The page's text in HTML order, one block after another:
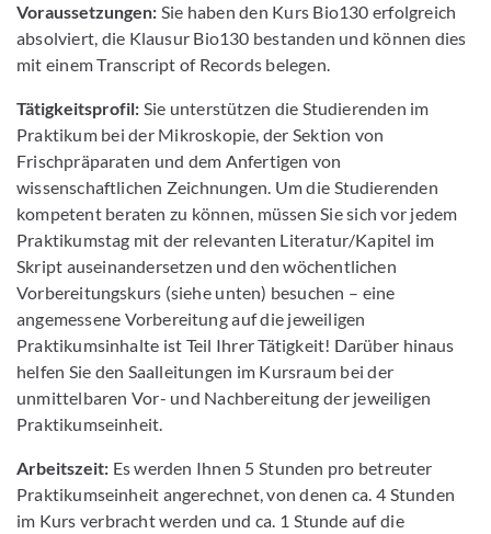
Voraussetzungen: Sie haben den Kurs Bio130 erfolgreich
absolviert, die Klausur Bio130 bestanden und können dies
mit einem Transcript of Records belegen.
Tätigkeitsprofil: Sie unterstützen die Studierenden im
Praktikum bei der Mikroskopie, der Sektion von
Frischpräparaten und dem Anfertigen von
wissenschaftlichen Zeichnungen. Um die Studierenden
kompetent beraten zu können, müssen Sie sich vor jedem
Praktikumstag mit der relevanten Literatur/Kapitel im
Skript auseinandersetzen und den wöchentlichen
Vorbereitungskurs (siehe unten) besuchen – eine
angemessene Vorbereitung auf die jeweiligen
Praktikumsinhalte ist Teil Ihrer Tätigkeit! Darüber hinaus
helfen Sie den Saalleitungen im Kursraum bei der
unmittelbaren Vor- und Nachbereitung der jeweiligen
Praktikumseinheit.
Arbeitszeit: Es werden Ihnen 5 Stunden pro betreuter
Praktikumseinheit angerechnet, von denen ca. 4 Stunden
im Kurs verbracht werden und ca. 1 Stunde auf die